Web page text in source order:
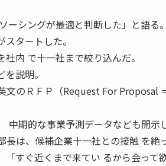
シングが最適と判断した」と語る。
タートした。
内 で十一社まで絞り込んだ。
説明。
文のＲＦＰ（Request For Proposal
期的な事業予測データなども開示
は、候補企業十一社との接触 を絶
すぐ近くまで来てい るから会って